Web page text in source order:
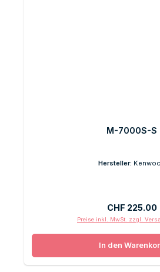
M-7000S-S
Hersteller:
Regulärer
CHF 225.00
Preise inkl. MwSt. zzgl.
In den